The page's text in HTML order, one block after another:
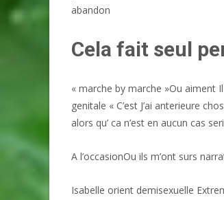
abandon
Cela fait seul
« marche by marche »Ou aiment
genitale « C’est J’ai anterieure
alors qu’ ca n’est en aucun cas
A l’occasionOu ils m’ont surs
Isabelle orient demisexuelle